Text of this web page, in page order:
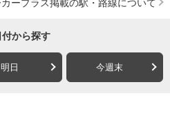
ープラス掲載の駅・路線について
付から探す
明日 今週末